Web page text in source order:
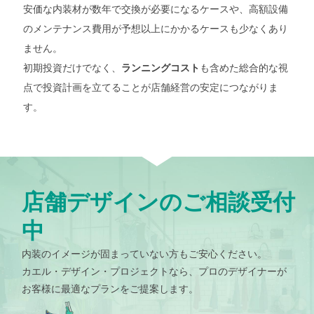
安価な内装材が数年で交換が必要になるケースや、高額設備
のメンテナンス費用が予想以上にかかるケースも少なくあり
ません。
初期投資だけでなく、 ランニングコスト も含めた総合的な視
点で投資計画を立てることが店舗経営の安定につながりま
す。
店舗デザインのご相談受付
中
内装のイメージが固まっていない方もご安心ください。
カエル・デザイン・プロジェクトなら、プロのデザイナーが
お客様に最適なプランをご提案します。